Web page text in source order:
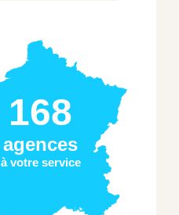
168
agences
à votre service